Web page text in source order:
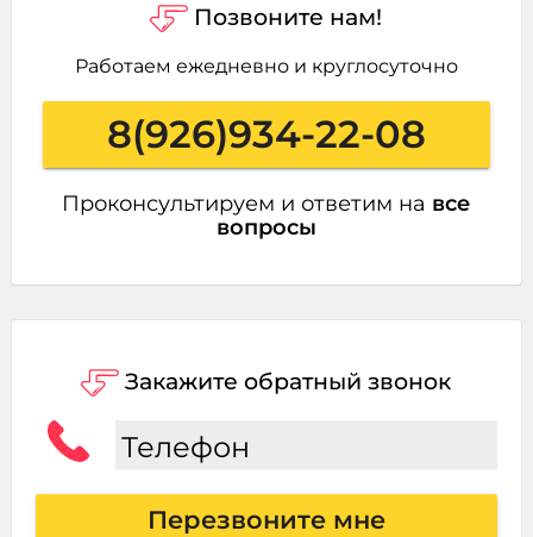
Позвоните нам!
Работаем ежедневно и круглосуточно
8(926)934-22-08
Проконсультируем и ответим на все
вопросы
Закажите обратный звонок
Телефон
Перезвоните мне